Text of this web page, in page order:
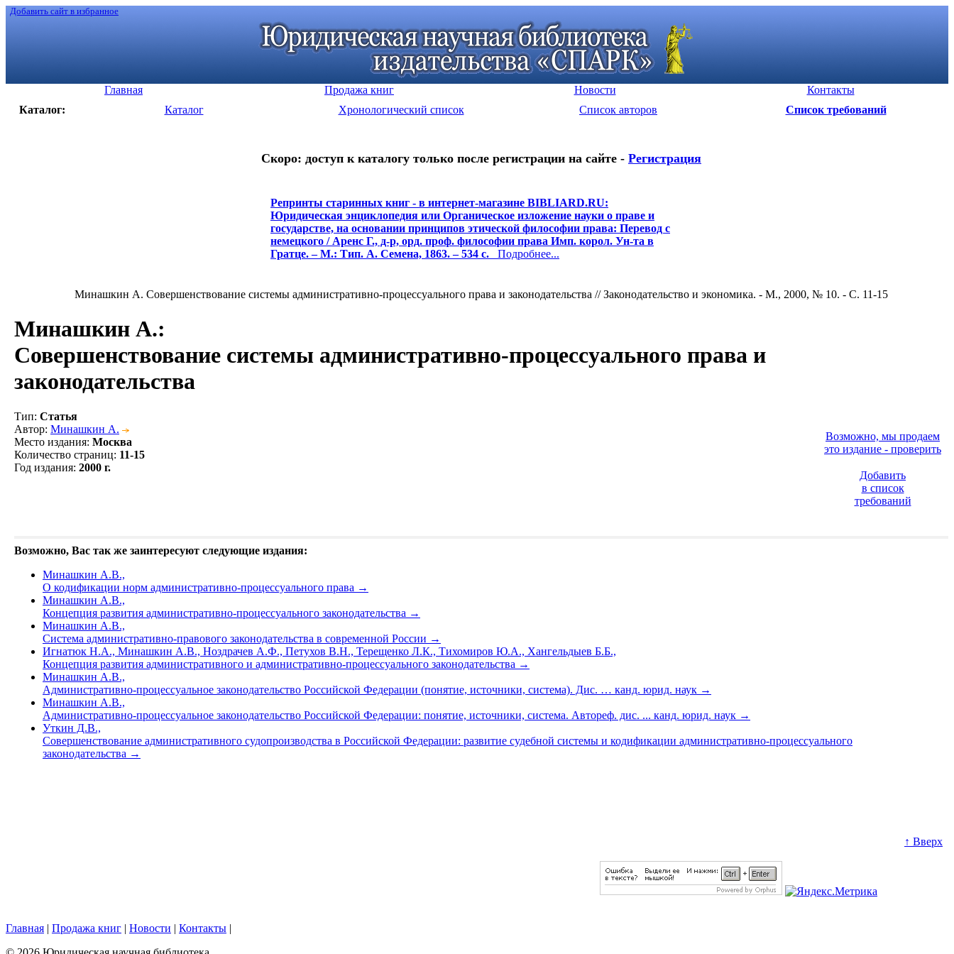
Добавить сайт в избранное
Главная Продажа книг Новости
Контакты
Каталог:
Каталог Хронологический список Список авторов Список требований
Скоро: доступ к каталогу только после регистрации на сайте - Регистрация
Репринты старинных книг - в интернет-магазине BIBLIARD.RU:
Юридическая энциклопедия или Органическое изложение науки о праве и
государстве, на основании принципов этической философии права: Перевод с
немецкого / Аренс Г., д-р, орд. проф. философии права Имп. корол. Ун-та в
Гратце. – М.: Тип. А. Семена, 1863. – 534 с. Подробнее...
Минашкин А. Совершенствование системы административно-процессуального права и законодательства // Законодательство и экономика. - М., 2000, № 10. - С. 11-15
Минашкин А.:
Совершенствование системы административно-процессуального права и
законодательства
Тип: Статья
Автор: Минашкин А.
Место издания: Москва
Количество страниц: 11-15
Год издания: 2000 г.
Возможно, мы продаем
это издание - проверить
Добавить
в список
требований
Возможно, Вас так же заинтересуют следующие издания:
Минашкин А.В.,
О кодификации норм административно-процессуального права →
Минашкин А.В.,
Концепция развития административно-процессуального законодательства →
Минашкин А.В.,
Система административно-правового законодательства в современной России →
Игнатюк Н.А., Минашкин А.В., Ноздрачев А.Ф., Петухов В.Н., Терещенко Л.К., Тихомиров Ю.А., Хангельдыев Б.Б.,
Концепция развития административного и административно-процессуального законодательства →
Минашкин А.В.,
Административно-процессуальное законодательство Российской Федерации (понятие, источники, система). Дис. … канд. юрид. наук →
Минашкин А.В.,
Административно-процессуальное законодательство Российской Федерации: понятие, источники, система. Автореф. дис. ... канд. юрид. наук →
Уткин Д.В.,
Совершенствование административного судопроизводства в Российской Федерации: развитие судебной системы и кодификации административно-процессуального
законодательства →
↑ Вверх
Главная | Продажа книг | Новости | Контакты |